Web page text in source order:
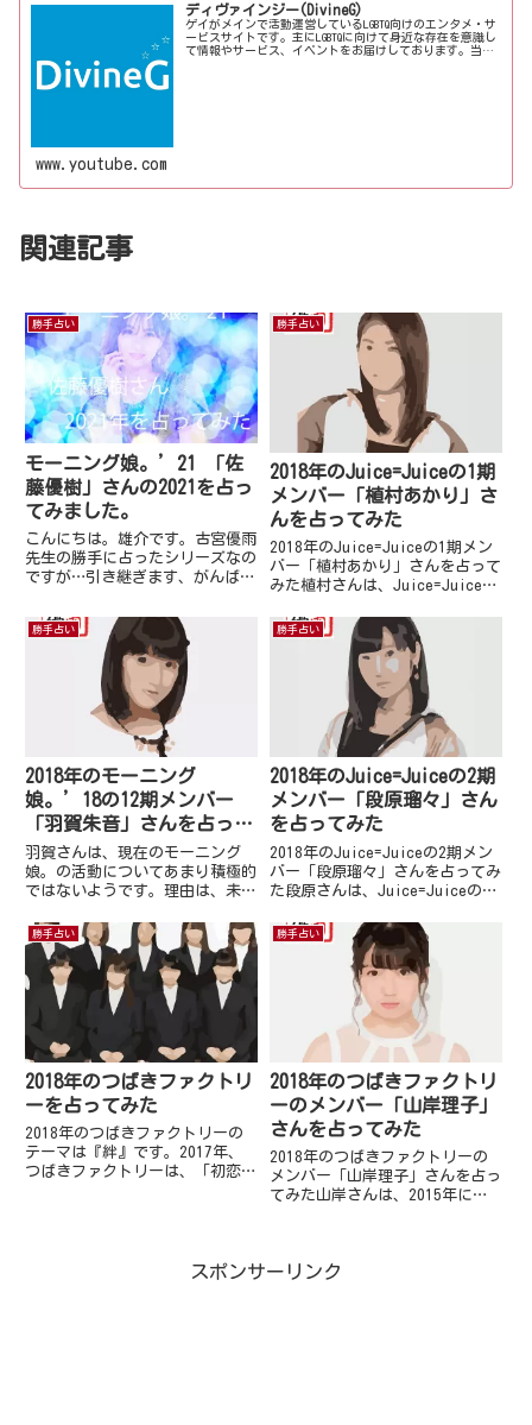
ディヴァインジー(DivineG)
ゲイがメインで活動運営しているLGBTQ向けのエンタメ・サ
ービスサイトです。主にLGBTQに向けて身近な存在を意識し
て情報やサービス、イベントをお届けしております。当事
www.youtube.com
関連記事
勝手占い
モーニング娘。’21 「佐
藤優樹」さんの2021を占っ
てみました。
こんにちは。雄介です。古宮優雨
先生の勝手に占ったシリーズなの
ですが…引き継ぎます、がんばり
しまい、最近はアンジュルムの
「上國料萌衣」さんを占いまし
た。一応古宮先生の勝手に占った
の雰囲気が好きって方もいると思
勝手占い
2018年のJuice=Juiceの1期
メンバー「植村あかり」さ
んを占ってみた
2018年のJuice=Juiceの1期メン
バー「植村あかり」さんを占って
みた植村さんは、Juice=Juiceの
ていなかったようです。今では新
メンバーの性格や頑張る姿を目の
当たりにし感化され、誰より新メ
勝手占い
2018年のモーニング
娘。’18の12期メンバー
「羽賀朱音」さんを占って
みた
羽賀さんは、現在のモーニング
娘。の活動についてあまり積極的
ではないようです。理由は、未だ
位置が不安定だからです。一見最
年少キャラを維持できているので
安泰かと思いきや、もともと羽賀
さんは甘えん坊な性格であった
り...
勝手占い
2018年のJuice=Juiceの2期
メンバー「段原瑠々」さん
を占ってみた
2018年のJuice=Juiceの2期メン
バー「段原瑠々」さんを占ってみ
た段原さんは、Juice=Juiceの新
初は、段原さん自身別のユニット
に入りたいという気持ちが強かっ
たように伺えます。現在は、
勝手占い
2018年のつばきファクトリ
ーを占ってみた
2018年のつばきファクトリーの
テーマは『絆』です。2017年、
つばきファクトリーは、「初恋サ
勝手占い
2018年のつばきファクトリ
ーのメンバー「山岸理子」
さんを占ってみた
2018年のつばきファクトリーの
メンバー「山岸理子」さんを占っ
てみた山岸さんは、2015年に結
ューをし、明るい未来を夢見て頑
スポンサーリンク